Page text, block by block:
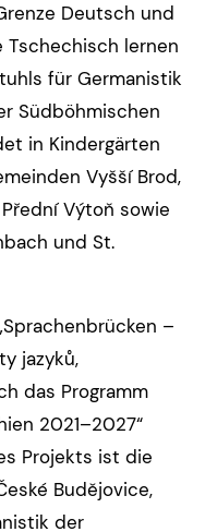
Deutsch und
lernen
für Germanistik
Südböhmischen
in Kindergärten
Vyšší Brod,
Výtoň sowie
und St.
–
jazyků,
das Programm
2021–2027“
Projekts ist die
Budějovice,
der